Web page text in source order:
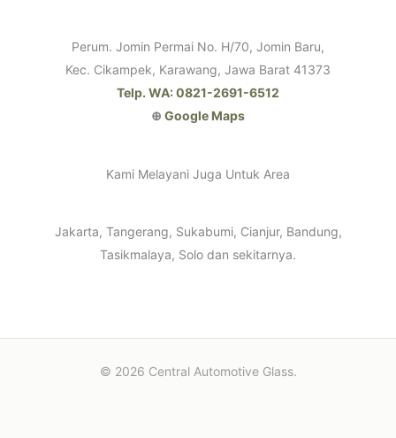
Perum. Jomin Permai No. H/70, Jomin Baru,
Kec. Cikampek, Karawang, Jawa Barat 41373
Telp. WA: 0821-2691-6512
⊕ Google Maps
Kami Melayani Juga Untuk Area
Jakarta, Tangerang, Sukabumi, Cianjur, Bandung,
Tasikmalaya, Solo dan sekitarnya.
© 2026 Central Automotive Glass.